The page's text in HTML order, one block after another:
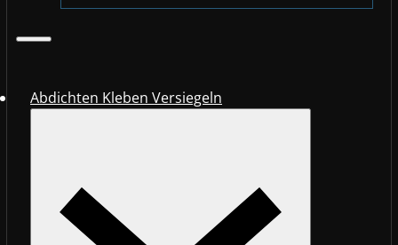
Abdichten Kleben Versiegeln